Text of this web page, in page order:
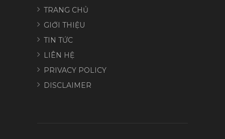
TRANG CHỦ
GIỚI THIỆU
TIN TỨC
LIÊN HỆ
PRIVACY POLICY
DISCLAIMER